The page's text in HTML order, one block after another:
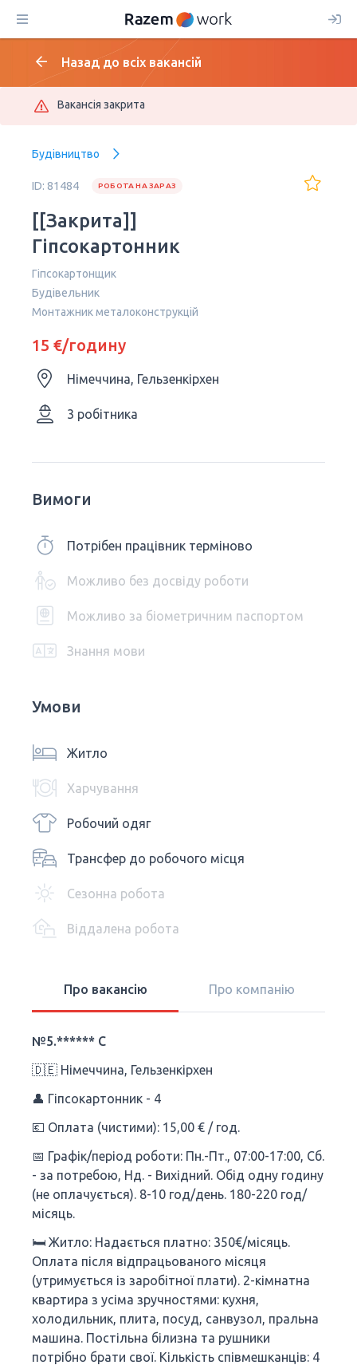
Назад до всіх вакансій
Вакансія закрита
Будівництво
ID: 81484 РОБОТА НА ЗАРАЗ
[[Закрита]]
Гіпсокартонник
Гіпсокартонщик
Будівельник
Монтажник металоконструкцій
15 €/годину
Німеччина, Гельзенкірхен
3 робітника
Вимоги
Потрібен працівник терміново
Можливо без досвіду роботи
Можливо за біометричним паспортом
Знання мови
Умови
Житло
Харчування
Робочий одяг
Трансфер до робочого місця
Сезонна робота
Віддалена робота
Про вакансію Про компанію
№5.****** C
🇩🇪 Німеччина, Гельзенкірхен
👤 Гіпсокартонник - 4
💶 Оплата (чистими): 15,00 € / год.
📅 Графік/період роботи: Пн.-Пт., 07:00-17:00, Сб.
- за потребою, Нд. - Вихідний. Обід одну годину
(не оплачується). 8-10 год/день. 180-220 год/
місяць.
🛏 Житло: Надається платно: 350€/місяць.
Оплата після відпрацьованого місяця
(утримується із заробітної плати). 2-кімнатна
квартира з усіма зручностями: кухня,
холодильник, плита, посуд, санвузол, пральна
машина. Постільна білизна та рушники
потрібно брати свої. Кількість співмешканців: 4